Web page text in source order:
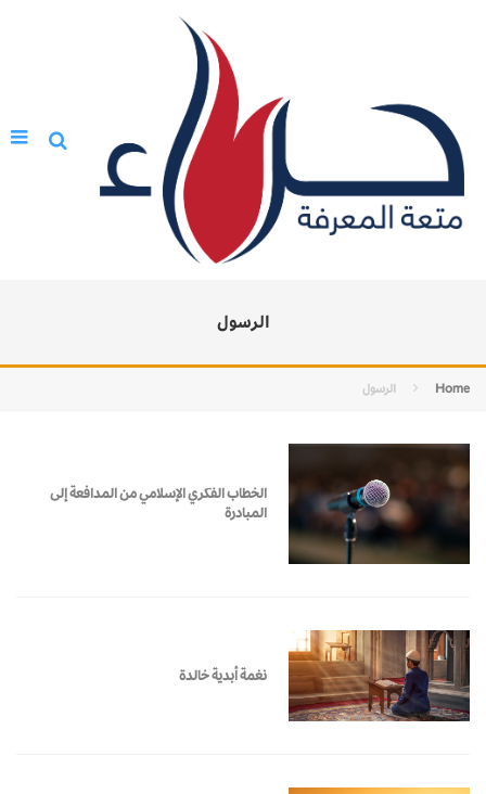
الرسول
Home الرسول
الخطاب الفكري الإسلامي من المدافعة إلى
المبادرة
نغمة أبدية خالدة